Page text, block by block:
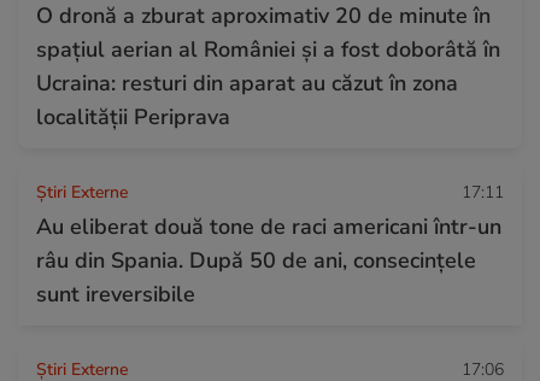
O dronă a zburat aproximativ 20 de minute în
spațiul aerian al României și a fost doborâtă în
Ucraina: resturi din aparat au căzut în zona
localității Periprava
Știri Externe 17:11
Au eliberat două tone de raci americani într-un
râu din Spania. După 50 de ani, consecințele
sunt ireversibile
Știri Externe 17:06